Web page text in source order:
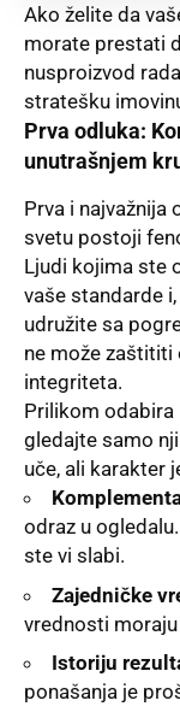
Ako želite da
morate prestati
nusproizvod
stratešku
Prva odluka:
unutrašnjem
Prva i najvažnija
svetu postoji
Ljudi kojima ste
vaše standarde
udružite sa
ne može
integriteta.
Prilikom odabira
gledajte samo
uče, ali karakter
odraz u
ste vi slabi.
Zajedničke
vrednosti
Istoriju
ponašanja je